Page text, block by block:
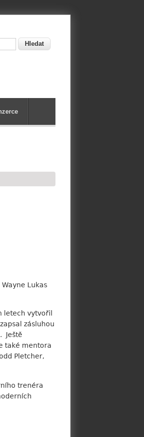
Lukas
letech vytvořil
zásluhou
Ještě
také mentora
Pletcher,
trenéra